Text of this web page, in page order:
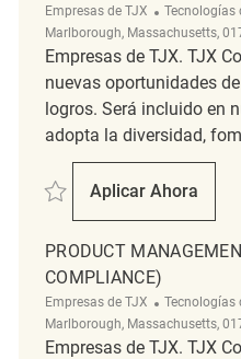
Empresas de TJX Categoría
Tecnologías
Marlborough, Massachusetts,
Empresas de TJX. TJX
nuevas oportunidades
logros. Será incluido en
adopta la diversidad,
Salvar Staff Product Manager
Aplicar Ahora
Staff
PRODUCT
COMPLIANCE)
Empresas de TJX Categoría
Tecnologías
Marlborough, Massachusetts,
Empresas de TJX. TJX